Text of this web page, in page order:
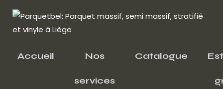
Accueil Nos
services
Catalogue